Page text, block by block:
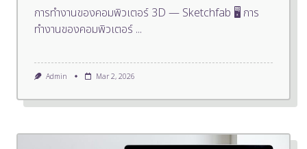
การทำงานของคอมพิวเตอร์ 3D — Sketchfab 🖥️ การ
ทำงานของคอมพิวเตอร์ ...
Admin Mar 2, 2026